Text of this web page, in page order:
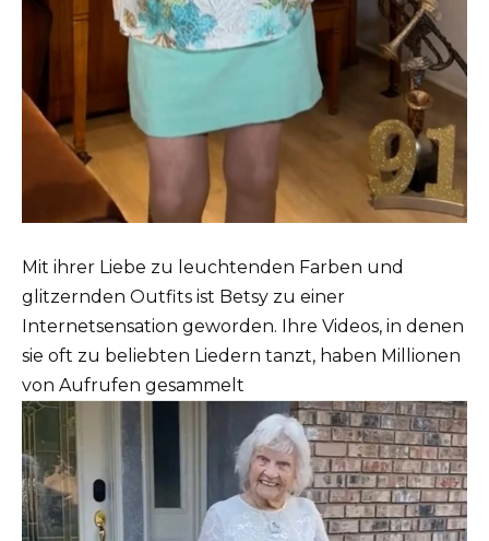
Mit ihrer Liebe zu leuchtenden Farben und
glitzernden Outfits ist Betsy zu einer
Internetsensation geworden. Ihre Videos, in denen
sie oft zu beliebten Liedern tanzt, haben Millionen
von Aufrufen gesammelt